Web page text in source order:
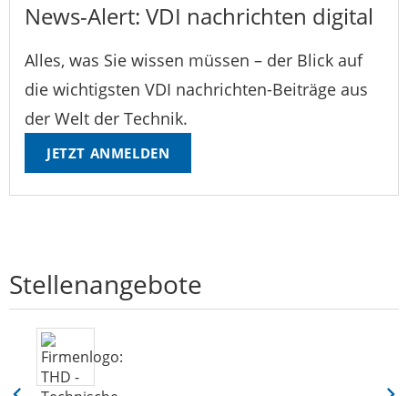
News-Alert: VDI nachrichten digital
Alles, was Sie wissen müssen – der Blick auf
die wichtigsten VDI nachrichten-Beiträge aus
der Welt der Technik.
JETZT ANMELDEN
Stellenangebote